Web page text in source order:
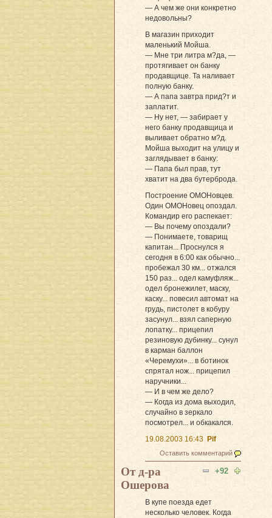
— А чем же они конкретно
недовольны?
В магазин приходит
маленький Мойша.
— Мне три литра м?да, —
протягивает он банку
продавщице. Та наливает
полную банку.
— А папа завтра прид?т и
заплатит.
— Ну нет, — забирает у
него банку продавщица и
выливает обратно м?д.
Мойша выходит на улицу и
заглядывает в банку:
— Папа был прав, тут
хватит на два бутерброда.
Построение ОМОНовцев.
Один ОМОНовец опоздал.
Командир его распекает:
— Вы почему опоздали?
— Понимаете, товарищ
капитан... Проснулся я
сегодня в 6:00 как обычно...
пробежал 30 км... отжался
150 раз... одел камуфляж...
одел бронежилет, маску,
каску... повесил автомат на
грудь, пистолет в кобуру
засунул... взял саперную
лопатку... прицепил
резиновую дубинку... сунул
в карман баллон
«Черемухи»... в ботинок
спрятал нож... прицепил
наручники...
— И в чем же дело?
— Когда из дома выходил,
случайно в зеркало
посмотрел... и обкакался.
19.08.2003 16:43 Pif
Оставить комментарий
+92
От д-ра
Ошерова
В купе поезда едет
несколько человек. Когда